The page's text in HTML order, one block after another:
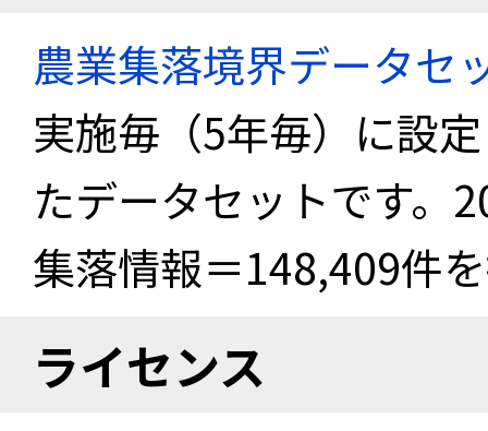
農業集落境界データセ
実施毎（5年毎）に設
たデータセットです。
集落情報＝148,409件
ライセンス